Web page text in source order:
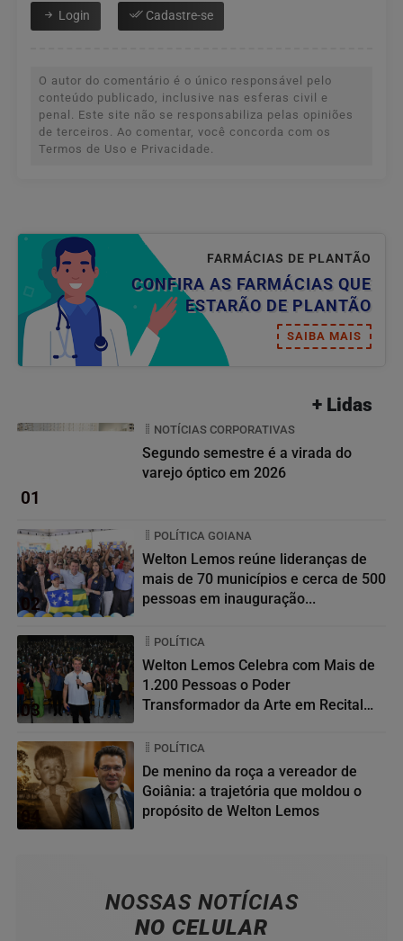
Login Cadastre-se
O autor do comentário é o único responsável pelo
conteúdo publicado, inclusive nas esferas civil e
penal. Este site não se responsabiliza pelas opiniões
de terceiros. Ao comentar, você concorda com os
Termos de Uso e Privacidade.
FARMÁCIAS DE PLANTÃO
CONFIRA AS FARMÁCIAS QUE
ESTARÃO DE PLANTÃO
SAIBA MAIS
+ Lidas
01
NOTÍCIAS CORPORATIVAS
Segundo semestre é a virada do
varejo óptico em 2026
02
POLÍTICA GOIANA
Welton Lemos reúne lideranças de
mais de 70 municípios e cerca de 500
pessoas em inauguração...
03
POLÍTICA
Welton Lemos Celebra com Mais de
1.200 Pessoas o Poder
Transformador da Arte em Recital
04
POLÍTICA
De menino da roça a vereador de
Goiânia: a trajetória que moldou o
propósito de Welton Lemos
NOSSAS NOTÍCIAS
NO CELULAR